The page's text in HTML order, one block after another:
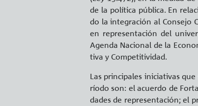
de la po­lí­ti­ca pú­bli­ca. En
do la in­te­gra­ción al Con­se­jo
en re­pre­sen­ta­ción del
Agen­da Na­cio­nal de la
ti­va y Com­pe­ti­ti­vi­dad.
Las prin­ci­pa­les ini­cia­ti­vas
río­do son: el acuer­do de
da­des de re­pre­sen­ta­ción; el